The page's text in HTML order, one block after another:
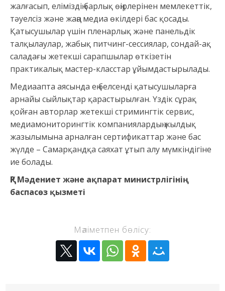
жалғасып, еліміздің барлық өңірлерінен мемлекеттік,
тәуелсіз және жаңа медиа өкілдері бас қосады.
Қатысушылар үшін пленарлық және панельдік
талқылаулар, жабық питчинг-сессиялар, сондай-ақ
саладағы жетекші сарапшылар өткізетін
практикалық мастер-класстар ұйымдастырылады.
Медиаапта аясында ең белсенді қатысушыларға
арнайы сыйлықтар қарастырылған. Үздік сұрақ
қойған авторлар жетекші стримингтік сервис,
медиамониторингтік компаниялардың жылдық
жазылымына арналған сертификаттар және бас
жүлде – Самарқандқа саяхат ұтып алу мүмкіндігіне
ие болады.
ҚР Мәдениет және ақпарат министрлігінің
баспасөз қызметі
Мәліметпен бөлісу: